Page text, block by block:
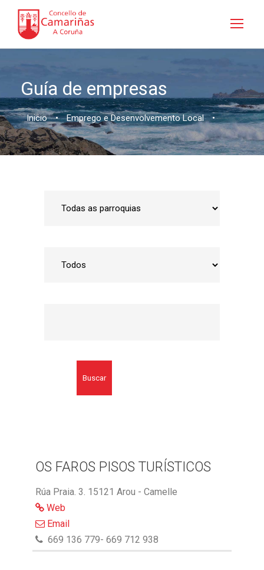
Guía de empresas
Inicio • Emprego e Desenvolvemento Local •
Buscar
OS FAROS PISOS TURÍSTICOS
Rúa Praia. 3. 15121 Arou - Camelle
Web
Email
669 136 779- 669 712 938